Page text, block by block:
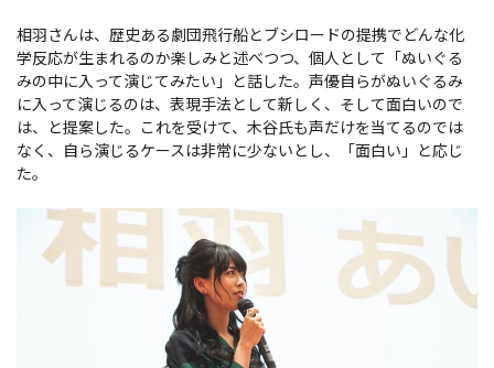
相羽さんは、歴史ある劇団飛行船とブシロードの提携でどんな化
学反応が生まれるのか楽しみと述べつつ、個人として「ぬいぐる
みの中に入って演じてみたい」と話した。声優自らがぬいぐるみ
に入って演じるのは、表現手法として新しく、そして面白いので
は、と提案した。これを受けて、木谷氏も声だけを当てるのでは
なく、自ら演じるケースは非常に少ないとし、「面白い」と応じ
た。